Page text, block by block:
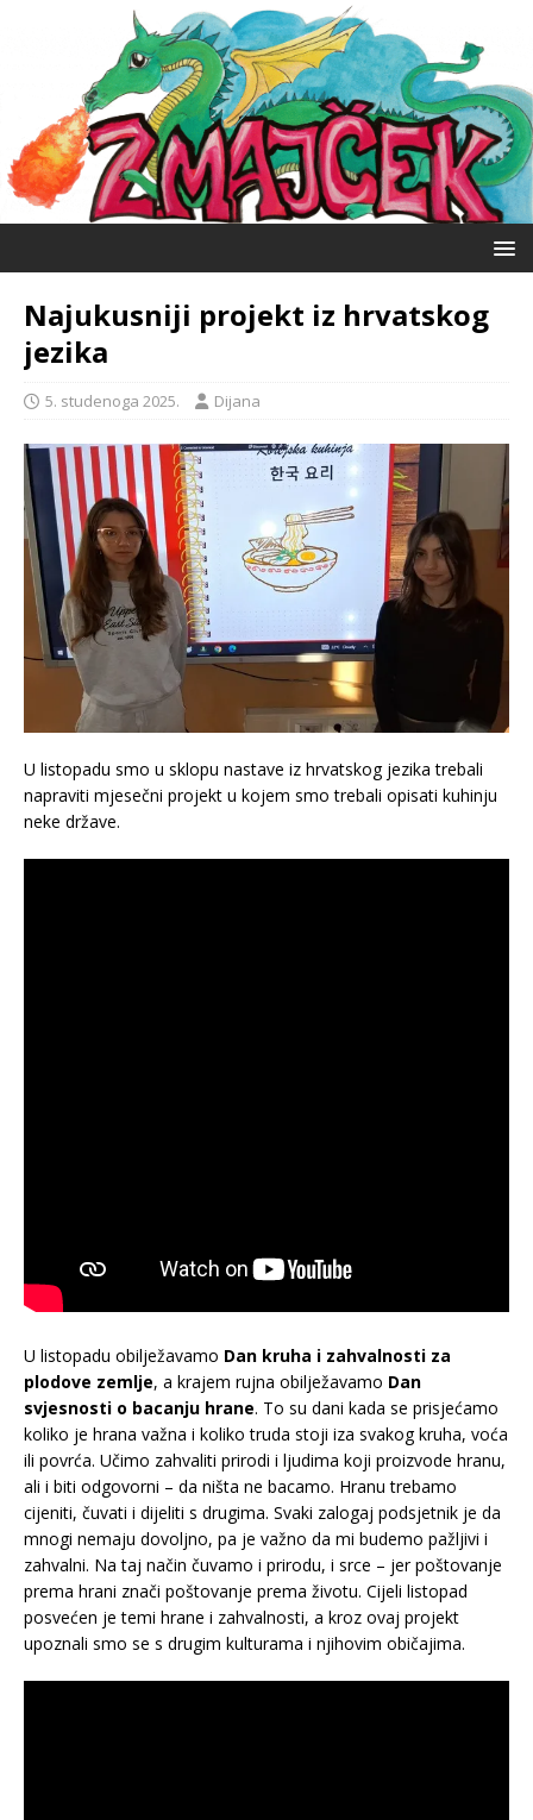
Najukusniji projekt iz hrvatskog
jezika
5. studenoga 2025. Dijana
U listopadu smo u sklopu nastave iz hrvatskog jezika trebali
napraviti mjesečni projekt u kojem smo trebali opisati kuhinju
neke države.
U listopadu obilježavamo Dan kruha i zahvalnosti za
plodove zemlje, a krajem rujna obilježavamo Dan
svjesnosti o bacanju hrane. To su dani kada se prisjećamo
koliko je hrana važna i koliko truda stoji iza svakog kruha, voća
ili povrća. Učimo zahvaliti prirodi i ljudima koji proizvode hranu,
ali i biti odgovorni – da ništa ne bacamo. Hranu trebamo
cijeniti, čuvati i dijeliti s drugima. Svaki zalogaj podsjetnik je da
mnogi nemaju dovoljno, pa je važno da mi budemo pažljivi i
zahvalni. Na taj način čuvamo i prirodu, i srce – jer poštovanje
prema hrani znači poštovanje prema životu. Cijeli listopad
posvećen je temi hrane i zahvalnosti, a kroz ovaj projekt
upoznali smo se s drugim kulturama i njihovim običajima.